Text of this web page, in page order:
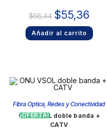
$66,44 $55,36
Añadir al carrito
¡OFERTA!
Fibra Optica ,Redes y Conectividad
ONU VSOL doble banda +
CATV